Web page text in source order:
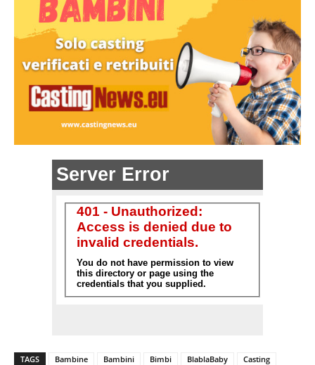
TAGS Bambine Bambini Bimbi BlablaBaby
Casting